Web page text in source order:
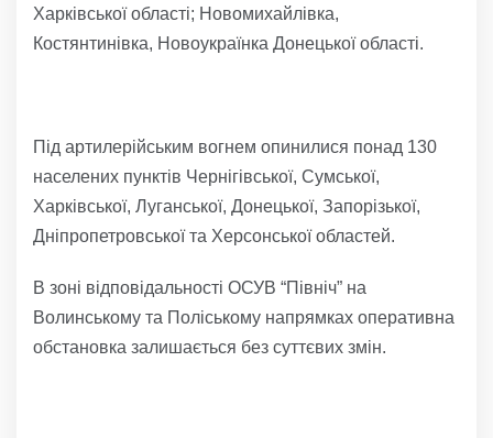
Харківської області; Новомихайлівка,
Костянтинівка, Новоукраїнка Донецької області.
Під артилерійським вогнем опинилися понад 130
населених пунктів Чернігівської, Сумської,
Харківської, Луганської, Донецької, Запорізької,
Дніпропетровської та Херсонської областей.
В зоні відповідальності ОСУВ “Північ” на
Волинському та Поліському напрямках оперативна
обстановка залишається без суттєвих змін.